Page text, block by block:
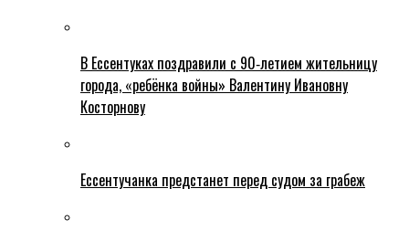
В Ессентуках поздравили с 90‑летием жительницу
города, «ребёнка войны» Валентину Ивановну
Косторнову
Ессентучанка предстанет перед судом за грабеж